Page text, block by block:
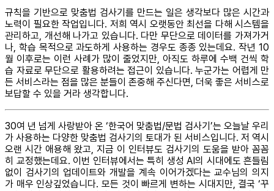
규칙을 기반으로 맞춤법 검사기를 만드는 일은 생각보다 많은 시간과
노력이 필요한 작업입니다. 저희 역시 오랫동안 최선을 다해 시스템을
관리하고, 개선해 나가고 있습니다. 다만 무단으로 데이터를 가져가거
나, 학습 목적으로 과도하게 사용하는 경우도 종종 있는데요. 작년 10
월 이후로는 이런 사례가 많이 줄었지만, 아직도 하루에 수백 건씩 학
습 자료로 무단으로 활용하려는 접근이 있습니다. 누군가는 어렵게 만
든 서비스라는 점을 많은 분들이 존중해 주신다면, 더욱 좋은 서비스로
보답할 수 있을 거라 생각합니다.
30여 년 넘게 사랑받아 온 ‘한국어 맞춤법/문법 검사기’는 오늘날 우리
가 사용하는 다양한 맞춤법 검사기의 토대가 된 서비스입니다. 저 역시
오랜 시간 애용해 왔고, 지금 이 인터뷰도 검사기의 도움을 받아 꼼꼼
히 교정했는데요. 이번 인터뷰에서는 특히 생성 AI의 시대에도 흔들림
없이 검사기의 업데이트와 개발을 계속 이어가겠다는 교수님의 의지
가 매우 인상깊었습니다. 모든 것이 빠르게 변하는 시대지만, 결국 ‘꾸